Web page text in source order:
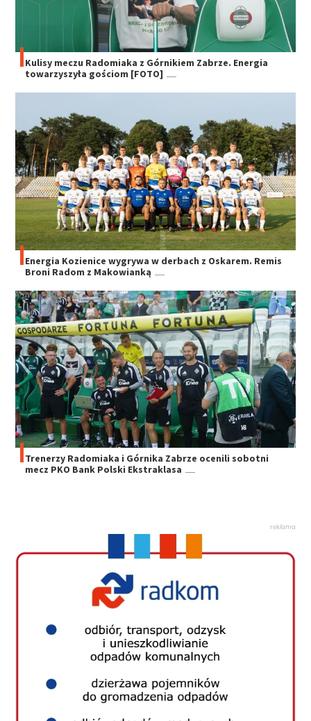
Kulisy meczu Radomiaka z Górnikiem Zabrze. Energia
towarzyszyła gościom [FOTO]
Energia Kozienice wygrywa w derbach z Oskarem. Remis
Broni Radom z Makowianką
Trenerzy Radomiaka i Górnika Zabrze ocenili sobotni
mecz PKO Bank Polski Ekstraklasa